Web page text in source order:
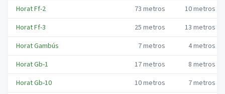
Horat Ff-2
73 metros 10metros
Horat Ff-3
25 metros 13 metros
Horat Gambús
7metros 4metros
Horat Gb-1
17metros 8 metros
Horat Gb-10
10metros 7metros